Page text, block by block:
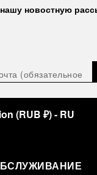
новостную
(RUB ₽)- RU